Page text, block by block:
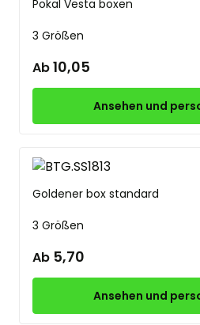
Pokal Vesta boxen
3 Größen
Ab10,05
Ansehen und
Goldener box standard
3 Größen
Ab 5,70
Ansehen und